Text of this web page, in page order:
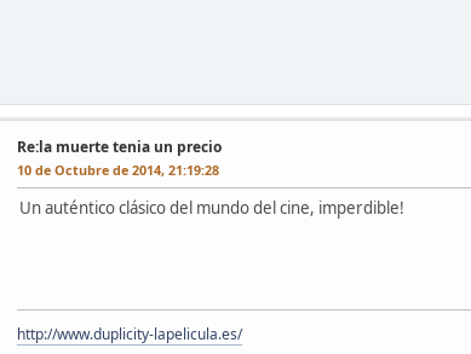
Re:la muerte tenia un precio
10 de Octubre de 2014, 21:19:28
Un auténtico clásico del mundo del cine, imperdible!
http://www.duplicity-lapelicula.es/